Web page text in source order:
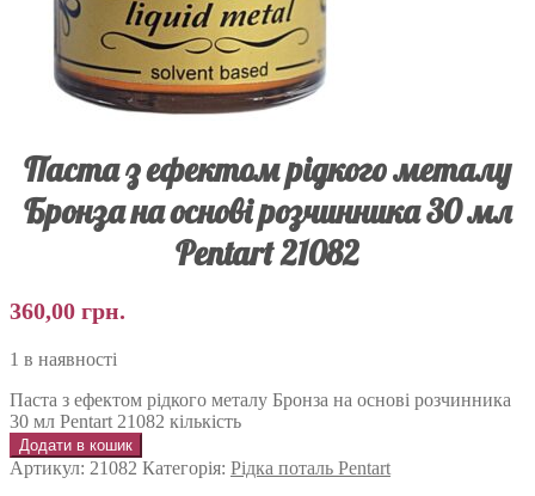
Паста з ефектом рідкого металу
Бронза на основі розчинника 30 мл
Pentart 21082
360,00 грн.
1 в наявності
Паста з ефектом рідкого металу Бронза на основі розчинника
30 мл Pentart 21082 кількість
Додати в кошик
Артикул: 21082 Категорія: Рідка поталь Pentart